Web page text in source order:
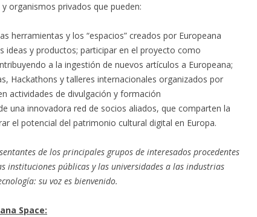
organismos privados que pueden:
herramientas y los “espacios” creados por Europeana
ideas y productos; participar en el proyecto como
a la ingestión de nuevos artículos a Europeana;
Hackathons y talleres internacionales organizados por
actividades de divulgación y formación
una innovadora red de socios aliados, que comparten la
el potencial del patrimonio cultural digital en Europa.
de los principales grupos de interesados procedentes
instituciones públicas y las universidades a las industrias
su voz es bienvenido.
Space: